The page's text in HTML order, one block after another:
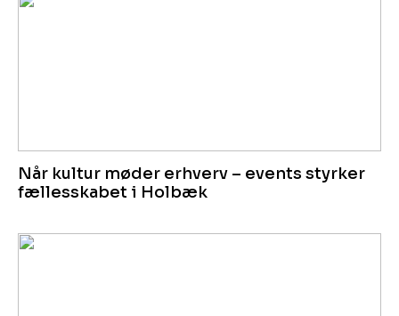
Når kultur møder erhverv – events styrker
fællesskabet i Holbæk